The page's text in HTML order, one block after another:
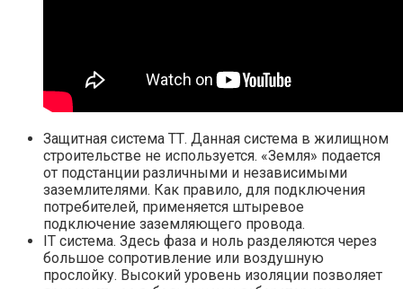
Защитная система ТТ. Данная система в жилищном
строительстве не используется. «Земля» подается
от подстанции различными и независимыми
заземлителями. Как правило, для подключения
потребителей, применяется штыревое
подключение заземляющего провода.
IT система. Здесь фаза и ноль разделяются через
большое сопротивление или воздушную
прослойку. Высокий уровень изоляции позволяет